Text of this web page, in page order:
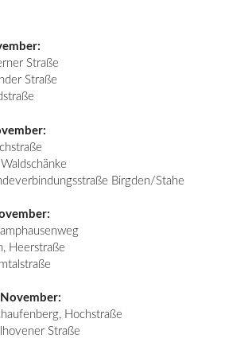
Straße
Straße
Birgden/Stahe
Heerstraße
Hochstraße
Straße